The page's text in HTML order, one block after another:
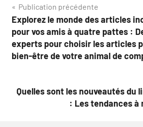
Navigation
de
l’article
Publication précédente
Explorez le monde des articles
pour vos amis à quatre pattes :
experts pour choisir les articles
bien-être de votre animal de
Quelles sont les nouveautés du
: Les tendances à